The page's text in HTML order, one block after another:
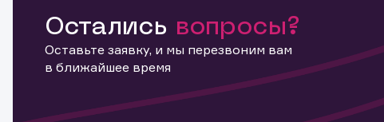
Остались вопросы?
Оставьте заявку, и мы перезвоним вам
в ближайшее время